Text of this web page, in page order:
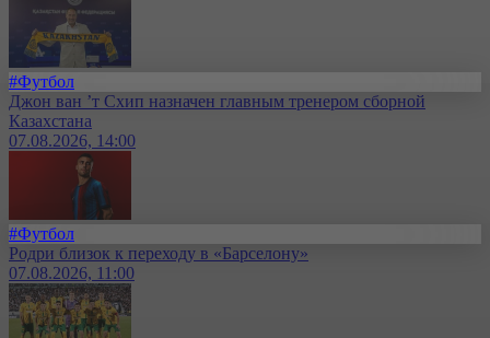
#Футбол
Джон ван ’т Схип назначен главным тренером сборной
Казахстана
07.08.2026, 14:00
#Футбол
Родри близок к переходу в «Барселону»
07.08.2026, 11:00